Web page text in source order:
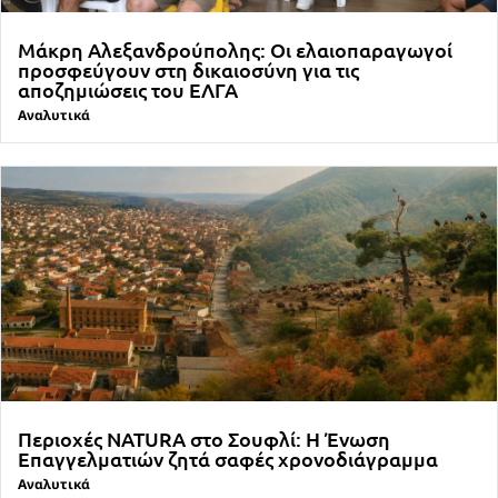
Μάκρη Αλεξανδρούπολης: Οι ελαιοπαραγωγοί
προσφεύγουν στη δικαιοσύνη για τις
αποζημιώσεις του ΕΛΓΑ
Αναλυτικά
Περιοχές NATURA στο Σουφλί: Η Ένωση
Επαγγελματιών ζητά σαφές χρονοδιάγραμμα
Αναλυτικά